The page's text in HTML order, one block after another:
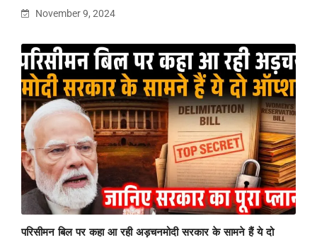
November 9, 2024
परिसीमन बिल पर कहा आ रही अड़चनमोदी सरकार के सामने हैं ये दो